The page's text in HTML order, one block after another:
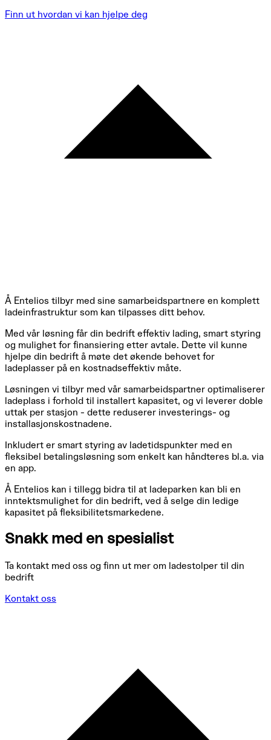
Finn ut hvordan vi kan hjelpe deg
Å Entelios tilbyr med sine samarbeidspartnere en komplett
ladeinfrastruktur som kan tilpasses ditt behov.
Med vår løsning får din bedrift effektiv lading, smart styring
og mulighet for finansiering etter avtale. Dette vil kunne
hjelpe din bedrift å møte det økende behovet for
ladeplasser på en kostnadseffektiv måte.
Løsningen vi tilbyr med vår samarbeidspartner optimaliserer
ladeplass i forhold til installert kapasitet, og vi leverer doble
uttak per stasjon - dette reduserer investerings- og
installasjonskostnadene.
Inkludert er smart styring av ladetidspunkter med en
fleksibel betalingsløsning som enkelt kan håndteres bl.a. via
en app.
Å Entelios kan i tillegg bidra til at ladeparken kan bli en
inntektsmulighet for din bedrift, ved å selge din ledige
kapasitet på fleksibilitetsmarkedene.
Snakk med en spesialist
Ta kontakt med oss og finn ut mer om ladestolper til din
bedrift
Kontakt oss